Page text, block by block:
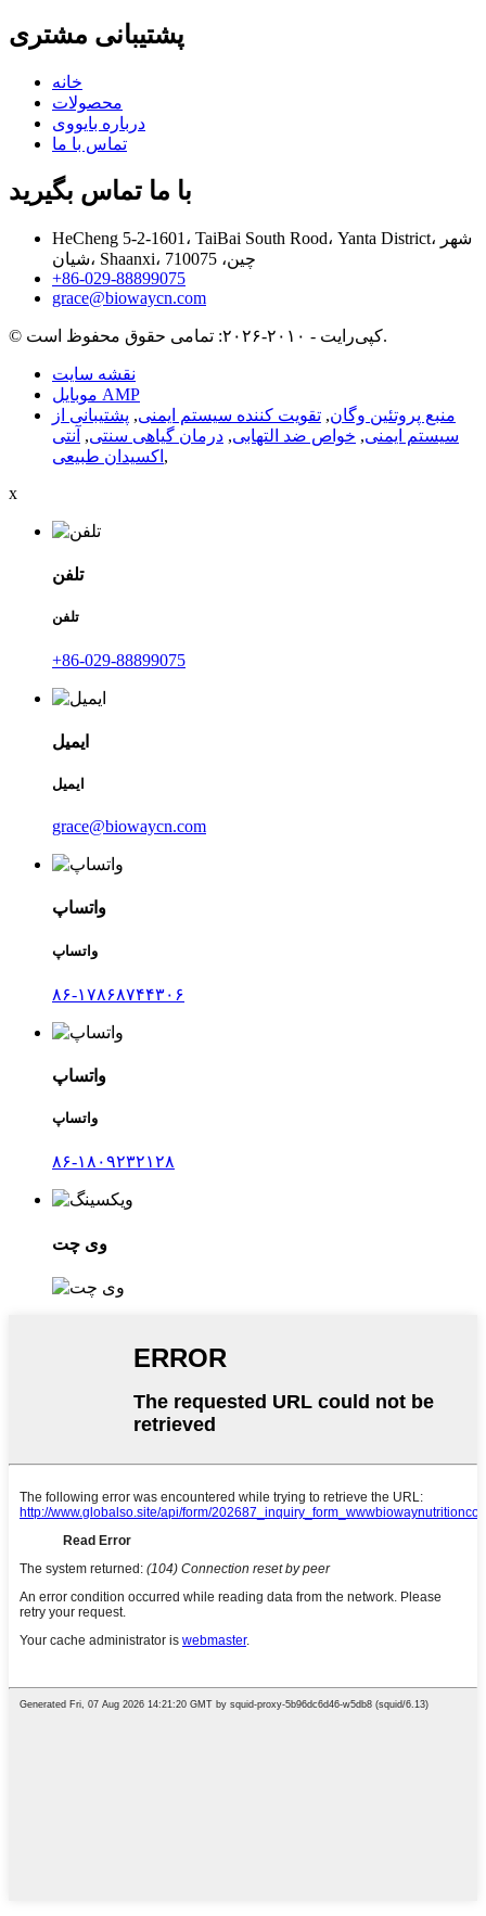
پشتیبانی مشتری
خانه
محصولات
درباره بایووی
تماس با ما
با ما تماس بگیرید
HeCheng 5-2-1601، TaiBai South Rood، Yanta District، شهر
شیان، Shaanxi، چین، 710075
‎+86-029-88899075‎
grace@biowaycn.com
© کپی‌رایت - ۲۰۱۰-۲۰۲۶: تمامی حقوق محفوظ است.
نقشه سایت
موبایل AMP
منبع پروتئین وگان, تقویت کننده سیستم ایمنی, پشتیبانی از
سیستم ایمنی, خواص ضد التهابی, درمان گیاهی سنتی, آنتی
اکسیدان طبیعی ,
x
تلفن
تلفن
‎+86-029-88899075‎
ایمیل
ایمیل
grace@biowaycn.com
واتساپ
واتساپ
۸۶-۱۷۸۶۸۷۴۴۳۰۶
واتساپ
واتساپ
۸۶-۱۸۰۹۲۳۲۱۲۸
وی چت